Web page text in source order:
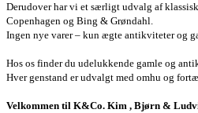
Derudover har vi et særligt udvalg af
Copenhagen og Bing & Grøndahl.
Ingen nye varer – kun ægte antikviteter og
Hos os finder du udelukkende gamle og
Hver genstand er udvalgt med omhu og
Velkommen til K&Co. Kim , Bjørn &